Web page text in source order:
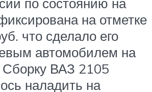
на отметке
что сделало его
автомобилем на
Сборку ВАЗ 2105
наладить на